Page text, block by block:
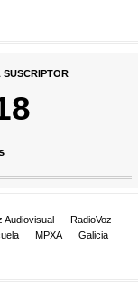
Audiovisual
RadioVoz
MPXA
Galicia